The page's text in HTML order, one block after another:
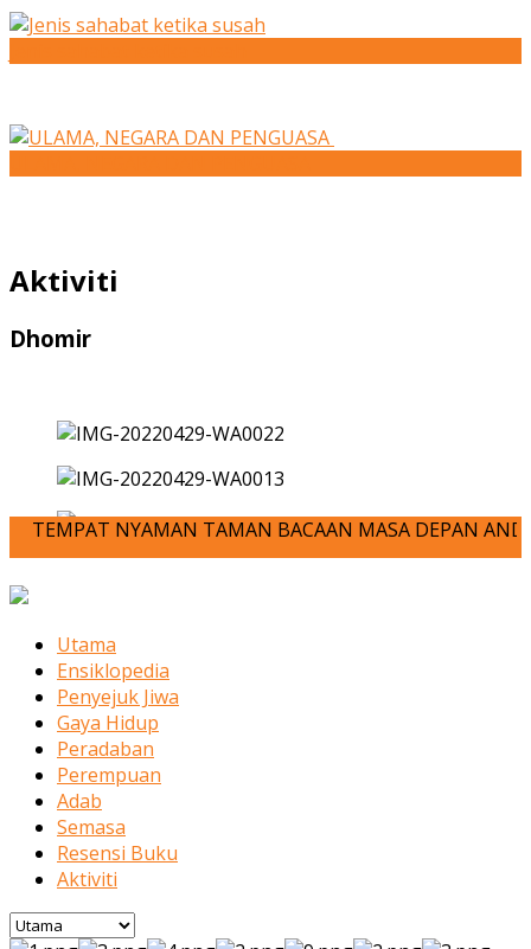
Aktiviti
Dhomir
NYAMAN TAMAN BACAAN MASA DEPAN
Utama
Ensiklopedia
Penyejuk Jiwa
Gaya Hidup
Peradaban
Perempuan
Adab
Semasa
Resensi Buku
Aktiviti